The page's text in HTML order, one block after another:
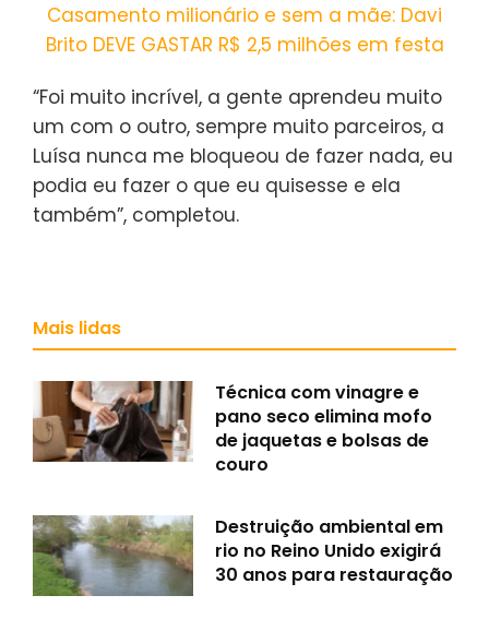
Casamento milionário e sem a mãe: Davi
Brito DEVE GASTAR R$ 2,5 milhões em festa
“Foi muito incrível, a gente aprendeu muito
um com o outro, sempre muito parceiros, a
Luísa nunca me bloqueou de fazer nada, eu
podia eu fazer o que eu quisesse e ela
também”, completou.
Mais lidas
Técnica com vinagre e
pano seco elimina mofo
de jaquetas e bolsas de
couro
Destruição ambiental em
rio no Reino Unido exigirá
30 anos para restauração